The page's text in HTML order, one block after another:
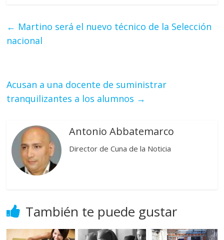
← Martino será el nuevo técnico de la Selección
nacional
Acusan a una docente de suministrar
tranquilizantes a los alumnos →
Antonio Abbatemarco
Director de Cuna de la Noticia
También te puede gustar